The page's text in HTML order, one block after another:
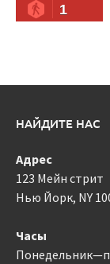
1
НАЙДИТЕ НАС
Адрес
123 Мейн стрит
Нью Йорк, NY
Часы